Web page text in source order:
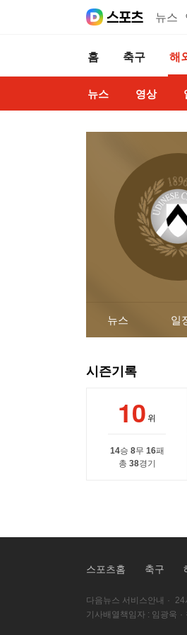
뉴스
홈 축구 해
뉴스 영상
뉴스 일
시즌기록
10 위
승
14 무
8 패
16
총 38경기
스포츠홈 축구
다음뉴스 서비스안내 · 24
기사배열책임자 : 임광욱 ·